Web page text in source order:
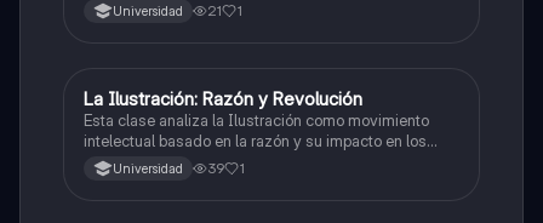
Universidad 21 1
Ciencias Sociales
La Ilustración: Razón y Revolución
Esta clase analiza la Ilustración como movimiento
intelectual basado en la razón y su impacto en los
procesos revolucionarios del siglo XVIII.
Universidad 39 1